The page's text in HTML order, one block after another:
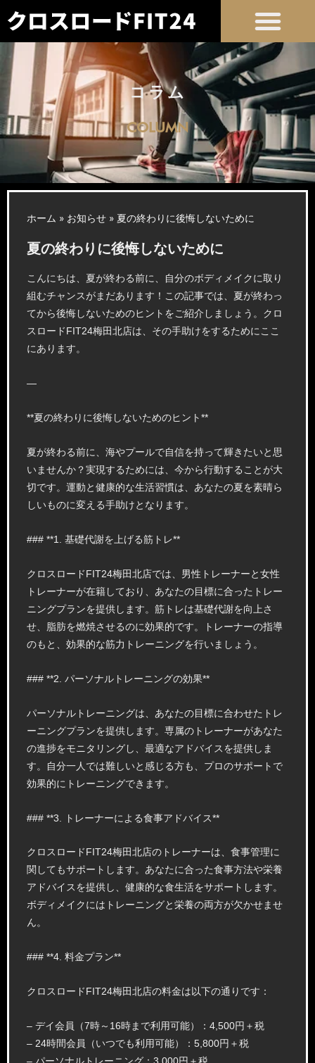
コラム
COLUMN
ホーム » お知らせ » 夏の終わりに後悔しないために
夏の終わりに後悔しないために
こんにちは、夏が終わる前に、自分のボディメイクに取り
組むチャンスがまだあります！この記事では、夏が終わっ
てから後悔しないためのヒントをご紹介しましょう。クロ
スロードFIT24梅田北店は、その手助けをするためにここ
にあります。
—
**夏の終わりに後悔しないためのヒント**
夏が終わる前に、海やプールで自信を持って輝きたいと思
いませんか？実現するためには、今から行動することが大
切です。運動と健康的な生活習慣は、あなたの夏を素晴ら
しいものに変える手助けとなります。
### **1. 基礎代謝を上げる筋トレ**
クロスロードFIT24梅田北店では、男性トレーナーと女性
トレーナーが在籍しており、あなたの目標に合ったトレー
ニングプランを提供します。筋トレは基礎代謝を向上さ
せ、脂肪を燃焼させるのに効果的です。トレーナーの指導
のもと、効果的な筋力トレーニングを行いましょう。
### **2. パーソナルトレーニングの効果**
パーソナルトレーニングは、あなたの目標に合わせたトレ
ーニングプランを提供します。専属のトレーナーがあなた
の進捗をモニタリングし、最適なアドバイスを提供しま
す。自分一人では難しいと感じる方も、プロのサポートで
効果的にトレーニングできます。
### **3. トレーナーによる食事アドバイス**
クロスロードFIT24梅田北店のトレーナーは、食事管理に
関してもサポートします。あなたに合った食事方法や栄養
アドバイスを提供し、健康的な食生活をサポートします。
ボディメイクにはトレーニングと栄養の両方が欠かせませ
ん。
### **4. 料金プラン**
クロスロードFIT24梅田北店の料金は以下の通りです：
– デイ会員（7時～16時まで利用可能）：4,500円＋税
– 24時間会員（いつでも利用可能）：5,800円＋税